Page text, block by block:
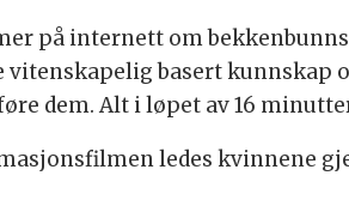
på internett om
vitenskapelig basert
dem. Alt i løpet av 16
ledes kvinnene